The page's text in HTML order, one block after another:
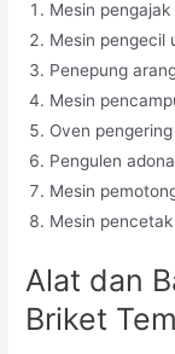
Mesin pengajak
Mesin pengecil
Penepung
Mesin
Oven pengering
Pengulen
Mesin
Mesin pencetak
Alat dan
Briket